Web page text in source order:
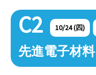
C2 10/24 (四)
先進電子材料